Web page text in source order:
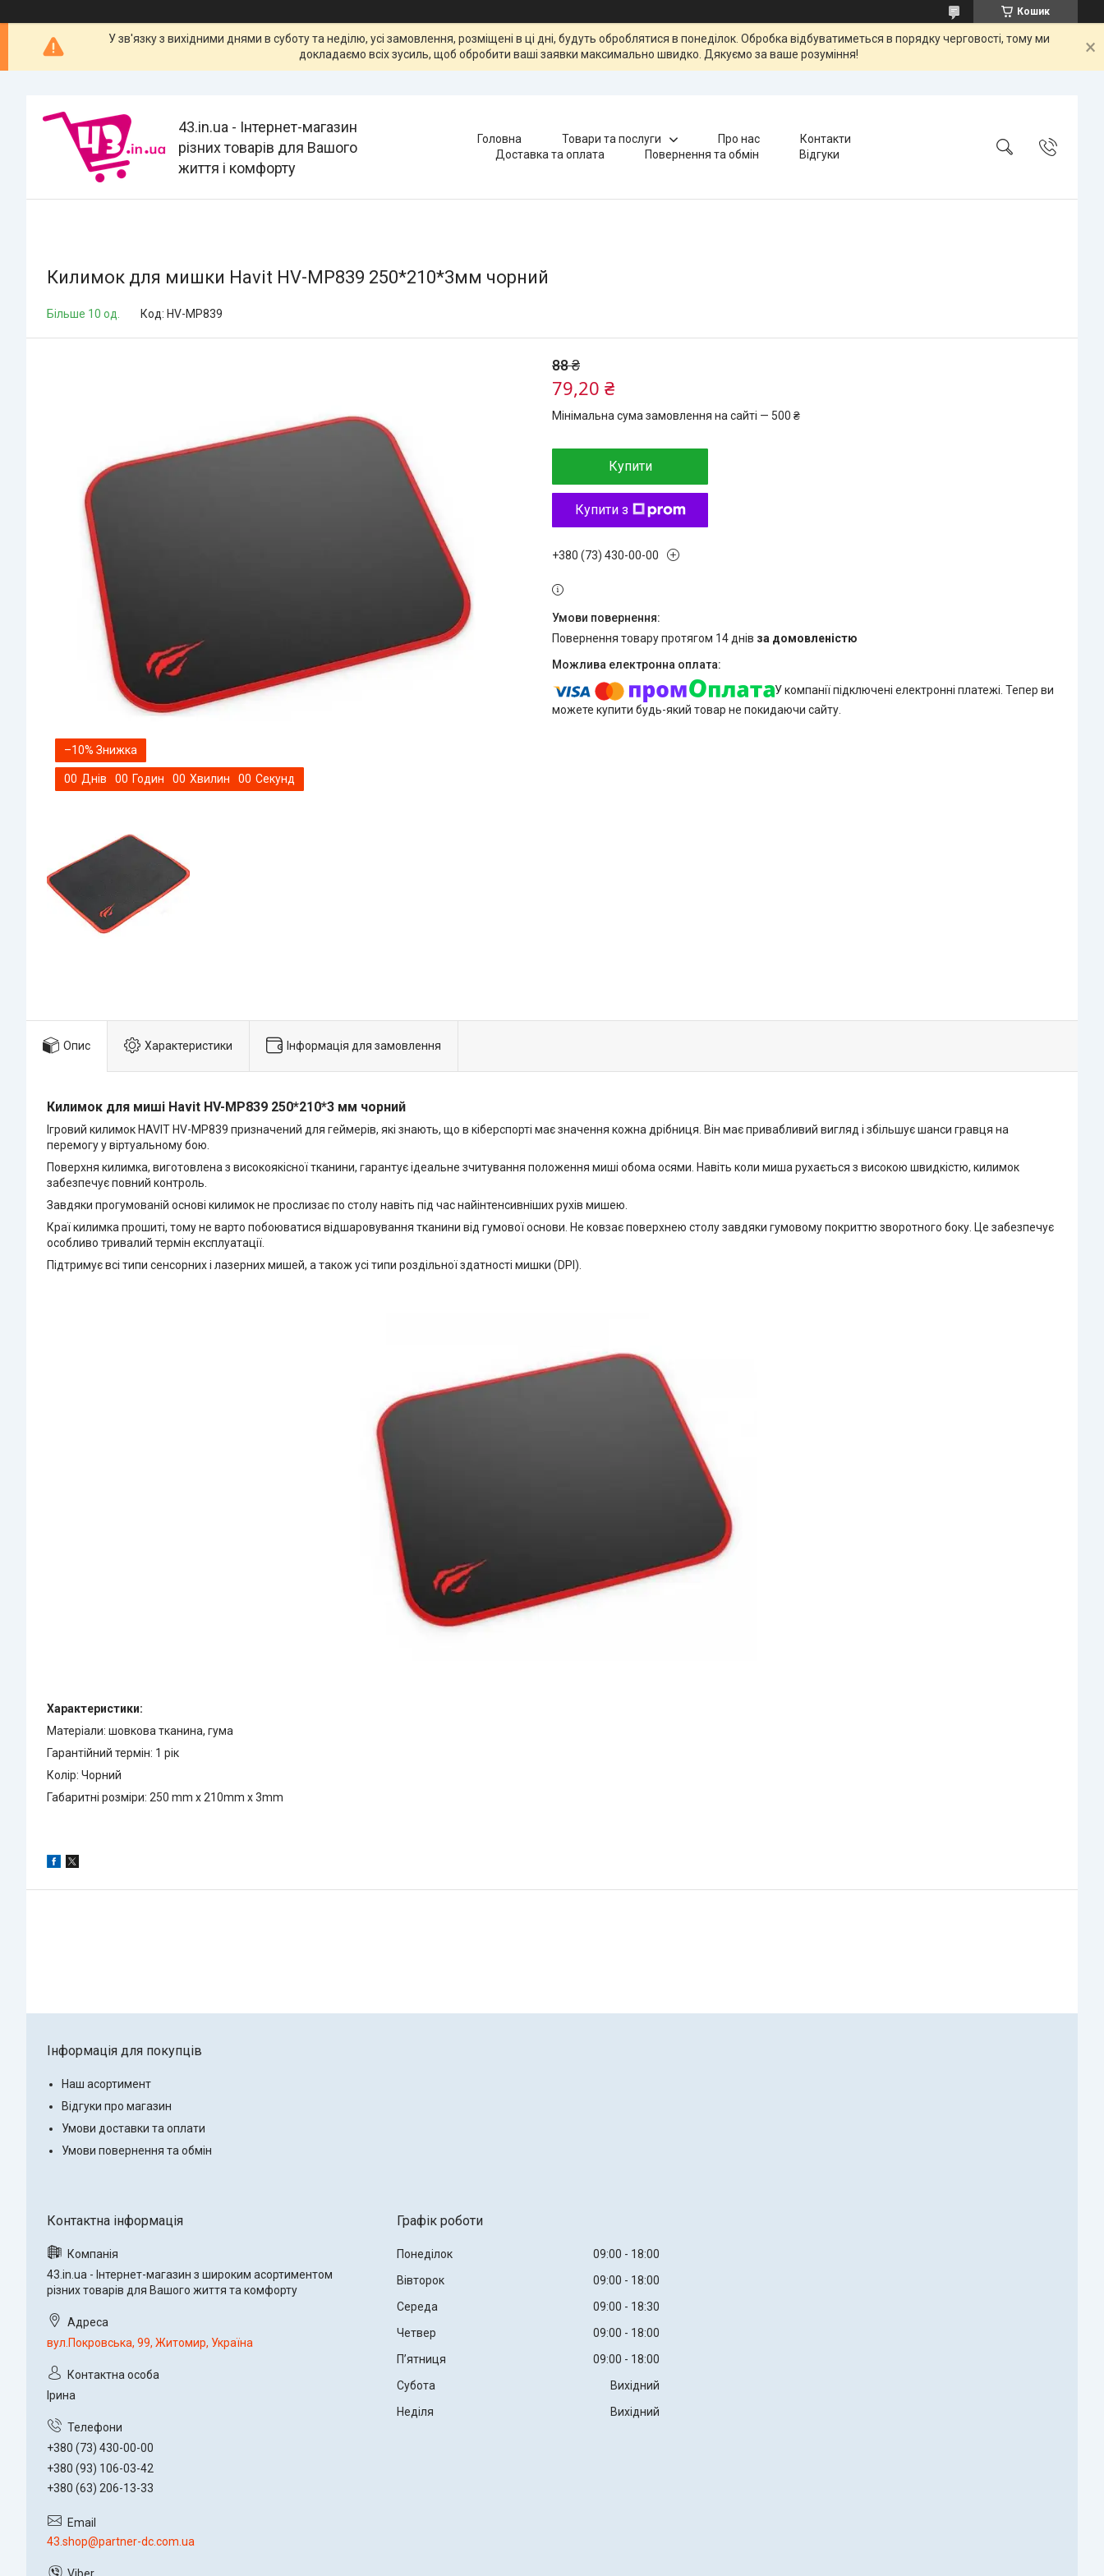
Кошик
У зв'язку з вихідними днями в суботу та неділю, усі замовлення, розміщені в ці дні, будуть оброблятися в понеділок. Обробка відбуватиметься в порядку черговості, тому ми
докладаємо всіх зусиль, щоб обробити ваші заявки максимально швидко. Дякуємо за ваше розуміння!
43.in.ua - Інтернет-магазин
різних товарів для Вашого
життя і комфорту
Головна Товари та послуги Про нас
Контакти
Доставка та оплата
Повернення та обмін Відгуки
Килимок для мишки Havit HV-MP839 250*210*3мм чорний
Більше 10 од. Код: HV-MP839
–10%
00 Днів 00 Годин 00 Хвилин 00 Секунд
88 ₴
79,20 ₴
Мінімальна сума замовлення на сайті — 500 ₴
Купити
Купити з
+380 (73) 430-00-00
повернення товару протягом 14 днів за домовленістю
У компанії підключені електронні платежі. Тепер ви
можете купити будь-який товар не покидаючи сайту.
Опис Характеристики Інформація для замовлення
Килимок для миші Havit HV-MP839 250*210*3 мм чорний
Ігровий килимок HAVIT HV-MP839 призначений для геймерів, які знають, що в кіберспорті має значення кожна дрібниця. Він має привабливий вигляд і збільшує шанси гравця на
перемогу у віртуальному бою.
Поверхня килимка, виготовлена з високоякісної тканини, гарантує ідеальне зчитування положення миші обома осями. Навіть коли миша рухається з високою швидкістю, килимок
забезпечує повний контроль.
Завдяки прогумованій основі килимок не прослизає по столу навіть під час найінтенсивніших рухів мишею.
Краї килимка прошиті, тому не варто побоюватися відшаровування тканини від гумової основи. Не ковзає поверхнею столу завдяки гумовому покриттю зворотного боку. Це забезпечує
особливо тривалий термін експлуатації.
Підтримує всі типи сенсорних і лазерних мишей, а також усі типи роздільної здатності мишки (DPI).
Характеристики:
Матеріали: шовкова тканина, гума
Гарантійний термін: 1 рік
Колір: Чорний
Габаритні розміри: 250 mm x 210mm x 3mm
Інформація для покупців
Наш асортимент
Відгуки про магазин
Умови доставки та оплати
Умови повернення та обмін
43.in.ua - Інтернет-магазин з широким асортиментом
різних товарів для Вашого життя та комфорту
вул.Покровська, 99, Житомир, Україна
Ірина
+380 (73) 430-00-00
+380 (93) 106-03-42
+380 (63) 206-13-33
43.shop@partner-dc.com.ua
Графік роботи
Понеділок 09:00
18:00
Вівторок
09:00
18:00
Середа
09:00
18:30
Четвер
09:00
18:00
Пʼятниця
09:00
18:00
Субота
Вихідний
Неділя
Вихідний